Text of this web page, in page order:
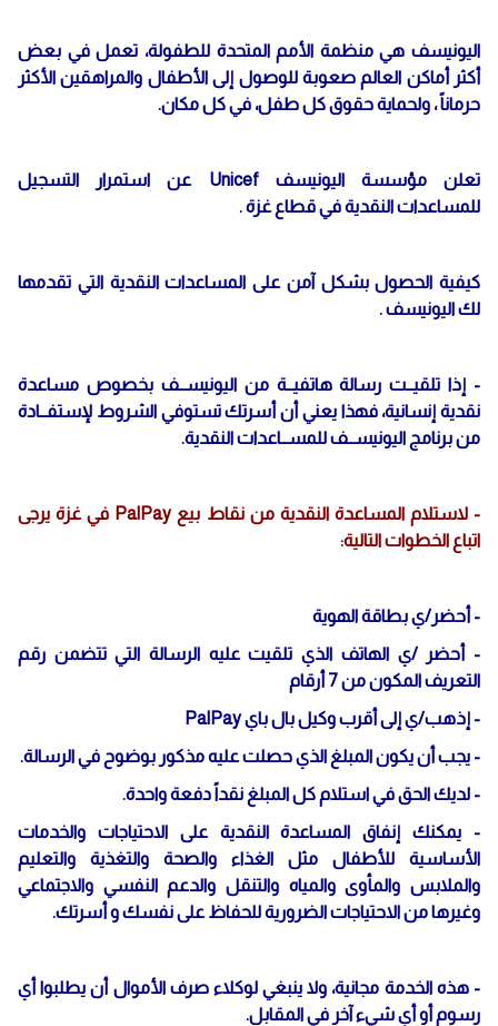
اليونيسف هي منظمة الأمم المتحدة للطفولة، تعمل في بعض
أكثر أماكن العالم صعوبة للوصول إلى الأطفال والمراهقين الأكثر
حرماناً ، ولحماية حقوق كل طفل، في كل مكان.
تعلن مؤسسة اليونيسف Unicef عن استمرار التسجيل
للمساعدات النقدية في قطاع غزة .
كيفية الحصول بشكل آمن على المساعدات النقدية التي تقدمها
لك اليونيسف .
- إذا تلقيــت رسالة هاتفيــة من اليونيســف بخصوص مساعدة
نقدية إنسانية، فهذا يعني أن أسرتك تستوفي الشروط لإستفــادة
من برنامج اليونيســف للمســاعدات النقدية.
- لاستلام المساعدة النقدية من نقاط بيع PalPay في غزة يرجى
اتباع الخطوات التالية:
- أحضر/ي بطاقة الهوية
- أحضر /ي الهاتف الذي تلقيت عليه الرسالة التي تتضمن رقم
التعريف المكون من 7 أرقام
- إذهب/ي إلى أقرب وكيل بال باي PalPay
- يجب أن يكون المبلغ الذي حصلت عليه مذكور بوضوح في الرسالة.
- لديك الحق في استلام كل المبلغ نقداً دفعة واحدة.
- يمكنك إنفاق المساعدة النقدية على الاحتياجات والخدمات
الأساسية للأطفال مثل الغذاء والصحة والتغذية والتعليم
والملابس والمأوى والمياه والتنقل والدعم النفسي والاجتماعي
وغيرها من الاحتياجات الضرورية للحفاظ على نفسك و أسرتك.
- هذه الخدمة مجانية، ولا ينبغي لوكلاء صرف الأموال أن يطلبوا أي
رسوم أو أي شيء آخر في المقابل.